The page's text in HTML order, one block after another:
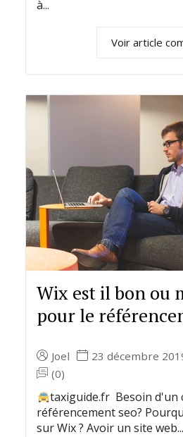
à...
Voir article
Wix est il bon ou
pour le
Joel 23 décembre
(0)
taxiguide.fr Besoin d'un
référencement seo?
sur Wix ? Avoir un site web...